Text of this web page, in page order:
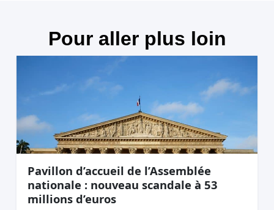
Pour aller plus loin
Pavillon d’accueil de l’Assemblée
nationale : nouveau scandale à 53
millions d’euros